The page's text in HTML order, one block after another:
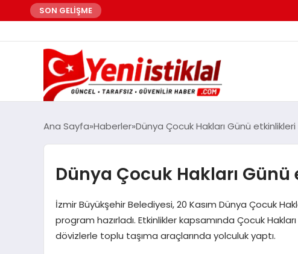
SON GELİŞME
Ana Sayfa Haberler Dünya Çocuk Hakları Günü
Dünya Çocuk Hakları
İzmir Büyükşehir Belediyesi, 20 Kasım Dünya Çocuk
program hazırladı. Etkinlikler kapsamında Çocuk
dövizlerle toplu taşıma araçlarında yolculuk yaptı.